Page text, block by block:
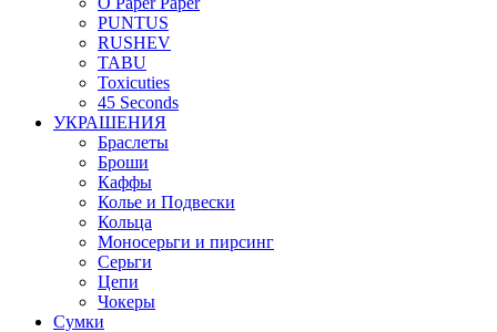
PUNTUS
RUSHEV
TABU
Toxicuties
45 Seconds
УКРАШЕНИЯ
Браслеты
Броши
Каффы
Колье и Подвески
Кольца
Моносерьги и пирсинг
Серьги
Цепи
Чокеры
Сумки